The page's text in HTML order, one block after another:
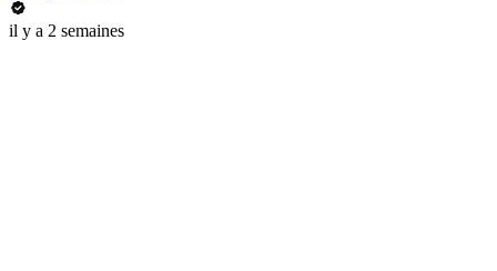
il y a 2 semaines